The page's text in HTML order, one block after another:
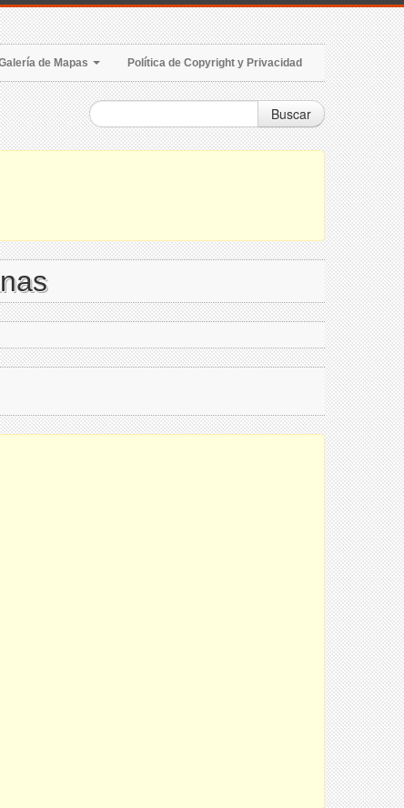
de Mapas Política de Copyright y Privacidad
Buscar